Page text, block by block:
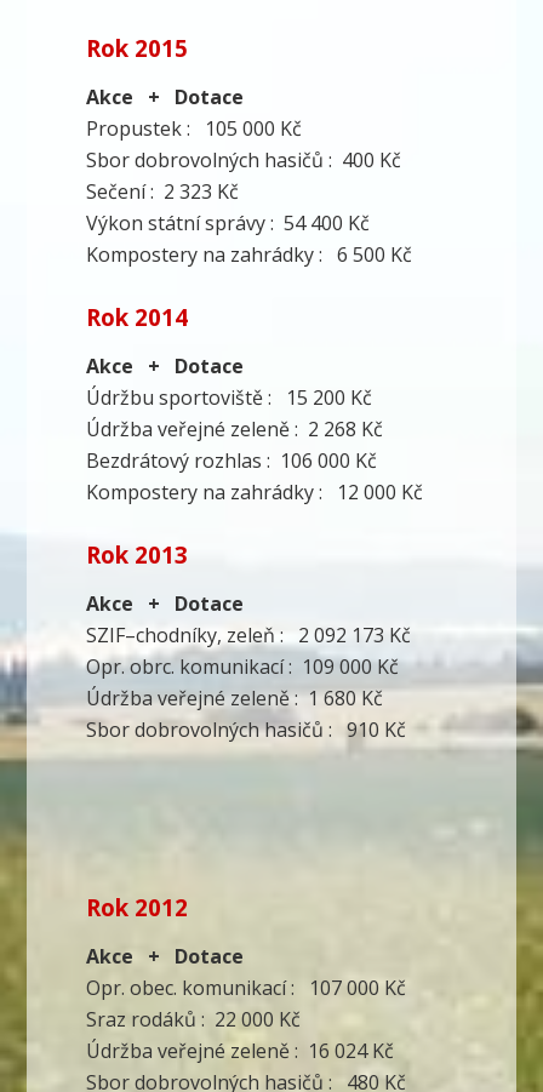
Rok 2015
Akce + Dotace
Propustek : 105 000 Kč
Sbor dobrovolných hasičů : 400 Kč
Sečení : 2 323 Kč
Výkon státní správy : 54 400 Kč
Kompostery na zahrádky : 6 500 Kč
Rok 2014
Akce + Dotace
Údržbu sportoviště : 15 200 Kč
Údržba veřejné zeleně : 2 268 Kč
Bezdrátový rozhlas : 106 000 Kč
Kompostery na zahrádky : 12 000 Kč
Rok 2013
Akce + Dotace
SZIF–chodníky, zeleň : 2 092 173 Kč
Opr. obrc. komunikací : 109 000 Kč
Údržba veřejné zeleně : 1 680 Kč
Sbor dobrovolných hasičů : 910 Kč
Rok 2012
Akce + Dotace
Opr. obec. komunikací : 107 000 Kč
Sraz rodáků : 22 000 Kč
Údržba veřejné zeleně : 16 024 Kč
Sbor dobrovolných hasičů : 480 Kč